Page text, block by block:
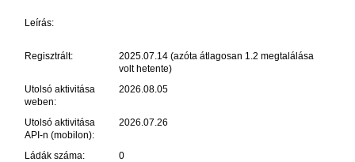
Leírás:
Regisztrált:
2025.07.14 (azóta átlagosan 1.2 megtalálása
volt hetente)
Utolsó aktivitása
weben:
2026.08.05
Utolsó aktivitása
API-n (mobilon):
2026.07.26
Ládák száma:
0